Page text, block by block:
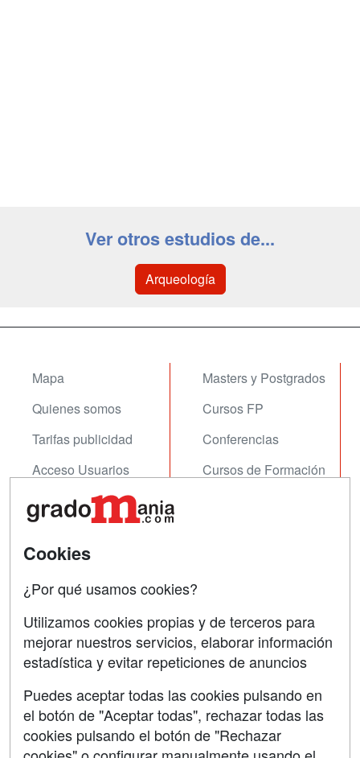
Ver otros estudios de...
Arqueología
Mapa
Quienes somos
Tarifas publicidad
Acceso Usuarios
Acceso Centros
Masters y Postgrados
Cursos FP
Conferencias
Cursos de Formación
Contactar
Copyleft
Grupo formazion:
Cookies
¿Por qué usamos cookies?
Utilizamos cookies propias y de terceros para
mejorar nuestros servicios, elaborar información
estadística y evitar repeticiones de anuncios
Puedes aceptar todas las cookies pulsando en
el botón de "Aceptar todas", rechazar todas las
cookies pulsando el botón de "Rechazar